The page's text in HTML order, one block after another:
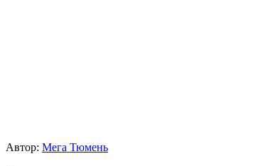
Автор: Мега Тюмень